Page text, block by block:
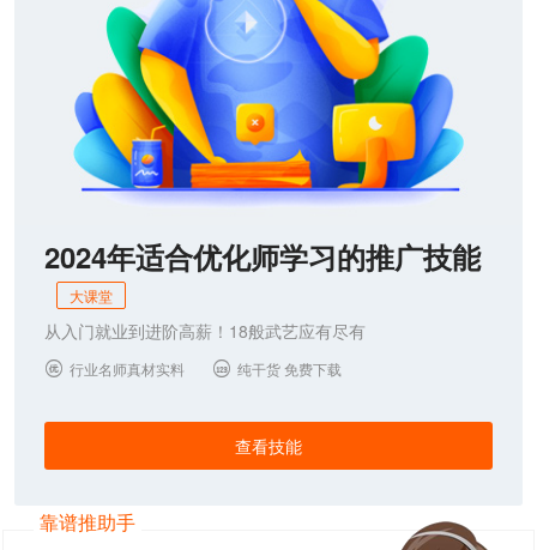
2024年适合优化师学习的推广技能
大课堂
从入门就业到进阶高薪！18般武艺应有尽有
 行业名师真材实料  纯干货 免费下载
查看技能
靠谱推助手